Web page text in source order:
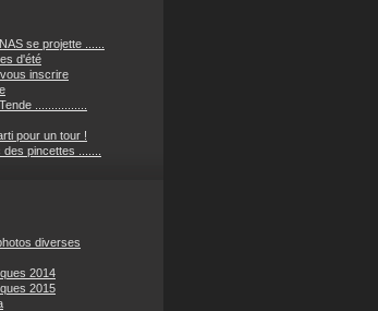
se projette ......
d'été
inscrire
................
pour un tour !
pincettes .......
diverses
2014
2015